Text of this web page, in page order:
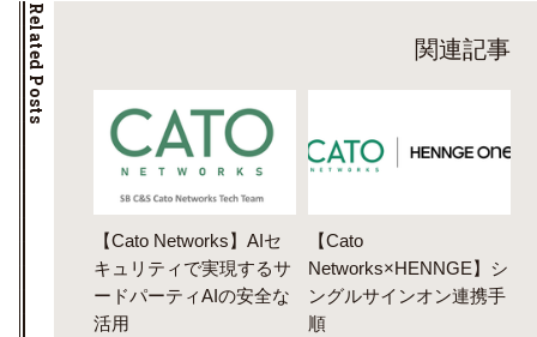
Related Posts 関連記事
【Cato Networks】AIセ
キュリティで実現するサ
ードパーティAIの安全な
活用
【Cato
Networks×HENNGE】シ
ングルサインオン連携手
順